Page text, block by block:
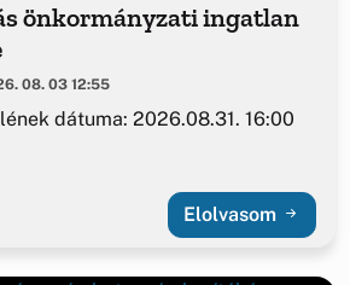
önkormányzati ingatlan
08. 03 12:55
dátuma: 2026.08.31. 16:00
Elolvasom